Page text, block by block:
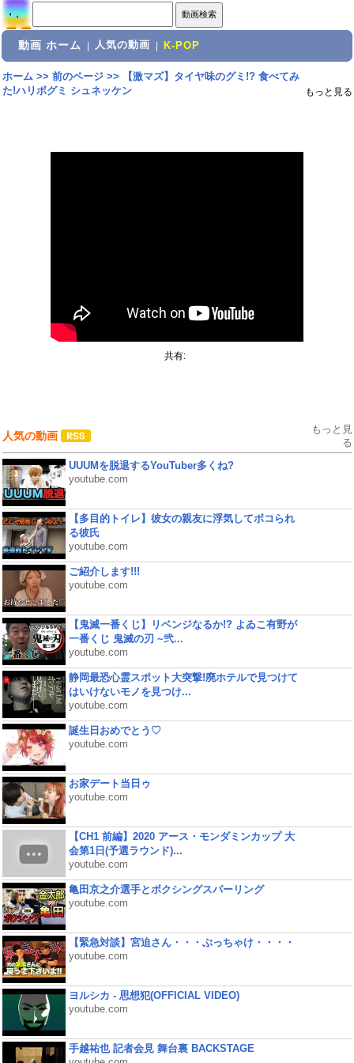
動画 ホーム 人気の動画 K-POP
ホーム>> 前のページ>>
【激マズ】タイヤ味のグミ!? 食べてみ
た!ハリボグミ シュネッケン
もっと見る
共有:
人気の動画
もっと見
る
UUUMを脱退するYouTuber多くね?
youtube.com
【多目的トイレ】彼女の親友に浮気してボコられ
る彼氏
youtube.com
ご紹介します!!!
youtube.com
【鬼滅一番くじ】リベンジなるか!? よゐこ有野が
一番くじ 鬼滅の刃 ~弐...
youtube.com
静岡最恐心霊スポット大突撃!廃ホテルで見つけて
はいけないモノを見つけ...
youtube.com
誕生日おめでとう♡
youtube.com
お家デート当日ゥ
youtube.com
【CH1 前編】2020 アース・モンダミンカップ 大
会第1日(予選ラウンド)...
youtube.com
亀田京之介選手とボクシングスパーリング
youtube.com
【緊急対談】宮迫さん・・・ぶっちゃけ・・・・
youtube.com
ヨルシカ - 思想犯(OFFICIAL VIDEO)
youtube.com
手越祐也 記者会見 舞台裏 BACKSTAGE